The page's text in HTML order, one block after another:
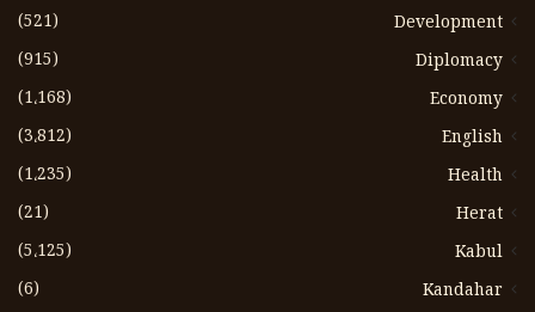
Development
(521)
Diplomacy
(915)
Economy
(1،168)
English
(3،812)
Health
(1،235)
Herat
(21)
Kabul
(5،125)
Kandahar
(6)